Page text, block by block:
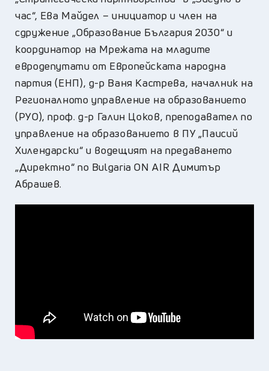
час“, Ева Майдел – инициатор и член на
сдружение „Образование България 2030“ и
координатор на Мрежата на младите
евродепутати от Европейската народна
партия (ЕНП), д-р Ваня Кастрева, началник на
Регионалното управление на образованието
(РУО), проф. д-р Галин Цоков, преподавател по
управление на образованието в ПУ „Паисий
Хилендарски“ и водещият на предаването
„Директно“ по Bulgaria ON AIR Димитър
Абрашев.